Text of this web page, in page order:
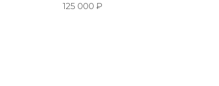
125 000 ₽